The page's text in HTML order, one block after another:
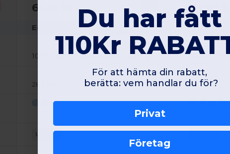
61.31 kr 65.56 kr
Egotier 92822
100% bomull canvas påse (280 g/m²)
280 gsm
Unique
81.07 kr
Egotier
134 g
Du har fått
110Kr
För att hämta din rabatt,
berätta: vem handlar du för?
Privat
Företag